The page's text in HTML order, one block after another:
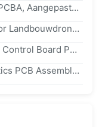
Voedselbezorgrobot Moederbord PCBA, Aangepaste PCBA Oplossingen & Snelle Prototyping Diensten
Aangepaste High-Power PCBA Voor Landbouwdrones Snelle Slimme Robotica PCB Assemblage Maker
Snelle Doorlooptijd Robot Sensing Control Board PCB-Assemblage Professionele PCB-Fabricage
Custom 1 ′′ 3 Oz FR-4 Smart Robotics PCB Assembly Betrouwbaarheid En Stabiliteit PCB Maker